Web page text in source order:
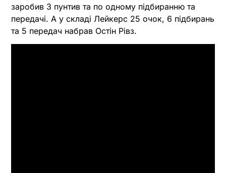
заробив 3 пунтив та по одному підбиранню та
передачі. А у складі Лейкерс 25 очок, 6 підбирань
та 5 передач набрав Остін Рівз.